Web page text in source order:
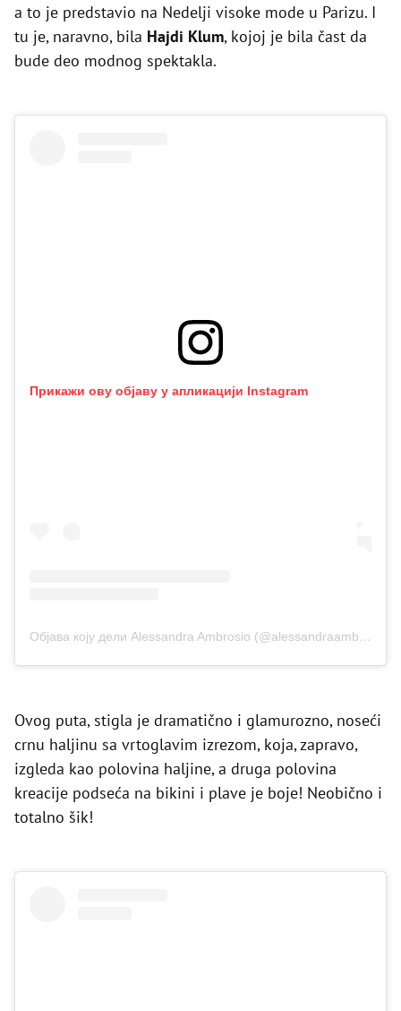
a to je predstavio na Nedelji visoke mode u Parizu. I
tu je, naravno, bila Hajdi Klum, kojoj je bila čast da
bude deo modnog spektakla.
Прикажи ову објаву у апликацији Instagram
Објава коју дели Alessandra Ambrosio (@alessandraambrosio)
Ovog puta, stigla je dramatično i glamurozno, noseći
crnu haljinu sa vrtoglavim izrezom, koja, zapravo,
izgleda kao polovina haljine, a druga polovina
kreacije podseća na bikini i plave je boje! Neobično i
totalno šik!